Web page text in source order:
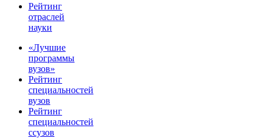
Рейтинг
отраслей
науки
«Лучшие
программы
вузов»
Рейтинг
специальностей
вузов
Рейтинг
специальностей
ссузов